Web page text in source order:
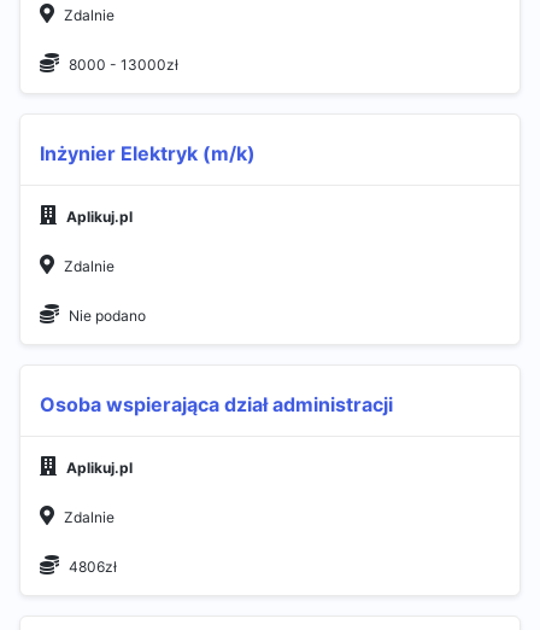
Zdalnie
8000 - 13000zł
Inżynier Elektryk (m/k)
Aplikuj.pl
Zdalnie
Nie podano
Osoba wspierająca dział administracji
Aplikuj.pl
Zdalnie
4806zł